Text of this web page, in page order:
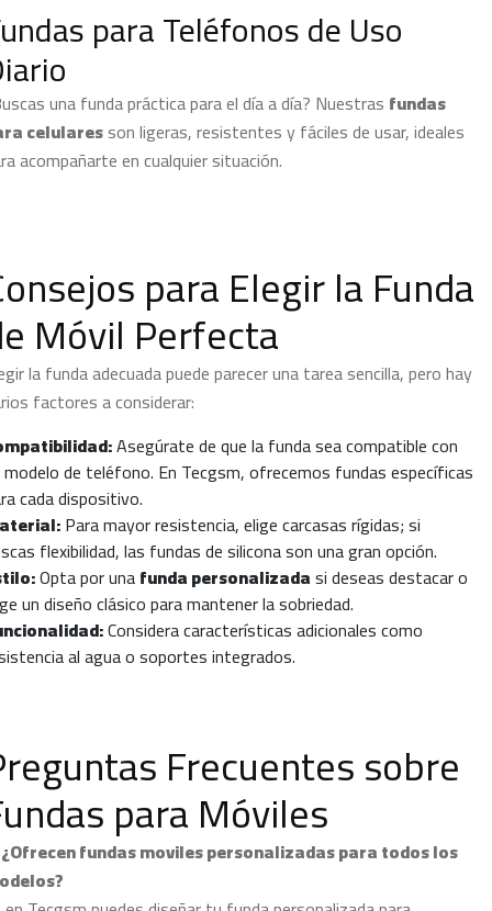
para Teléfonos de Uso
una funda práctica para el día a día? Nuestras fundas
celularesson ligeras, resistentes y fáciles de usar, ideales
acompañarte en cualquier situación.
para Elegir la Funda
Móvil Perfecta
la funda adecuada puede parecer una tarea sencilla, pero hay
factores a considerar:
Asegúrate de que la funda sea compatible con
de teléfono. En Tecgsm, ofrecemos fundas específicas
cada dispositivo.
Para mayor resistencia, elige carcasas rígidas; si
flexibilidad, las fundas de silicona son una gran opción.
Opta por unafunda personalizadasi deseas destacar o
un diseño clásico para mantener la sobriedad.
Considera características adicionales como
al agua o soportes integrados.
Frecuentes sobre
para Móviles
fundas moviles personalizadas para todos los